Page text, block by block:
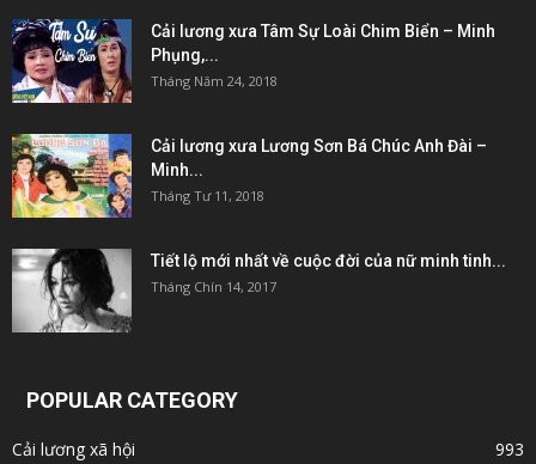
Cải lương xưa Tâm Sự Loài Chim Biển – Minh
Phụng,...
Tháng Năm 24, 2018
Cải lương xưa Lương Sơn Bá Chúc Anh Đài –
Minh...
Tháng Tư 11, 2018
Tiết lộ mới nhất về cuộc đời của nữ minh tinh...
Tháng Chín 14, 2017
POPULAR CATEGORY
Cải lương xã hội 993